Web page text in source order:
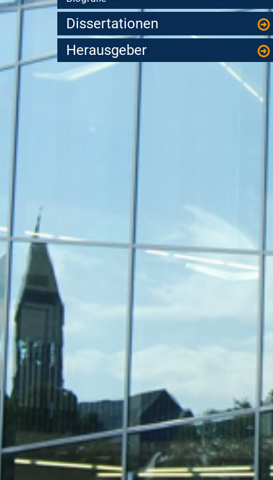
Dissertationen
Herausgeber